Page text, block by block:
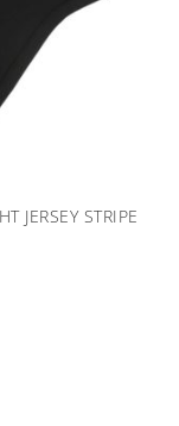
JERSEY STRIPE